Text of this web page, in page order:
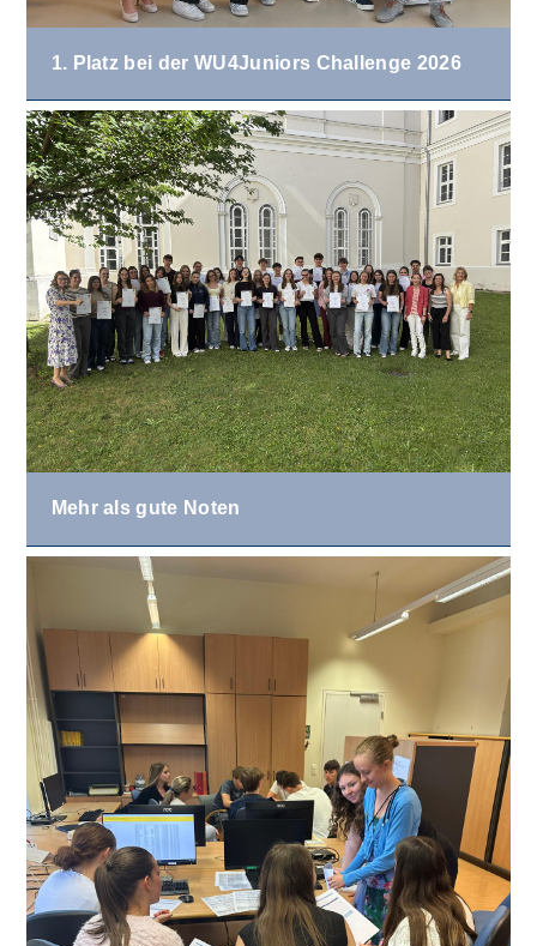
1. Platz bei der WU4Juniors Challenge 2026
Mehr als gute Noten